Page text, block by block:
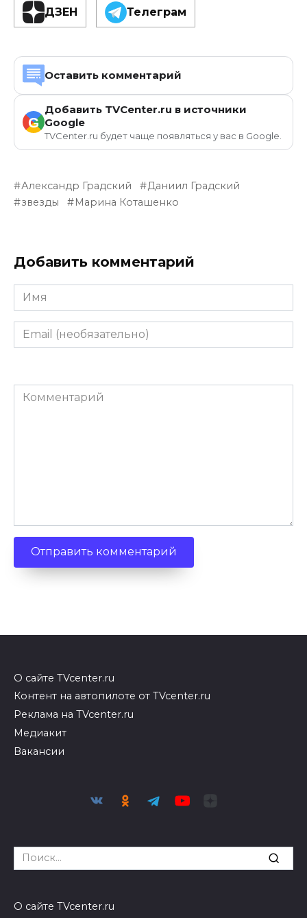
ДЗЕН Телеграм
Оставить комментарий
G
Добавить TVCenter.ru в источники
Google
TVCenter.ru будет чаще появляться у вас в Google.
Александр Градский
Даниил Градский
звезды
Марина Коташенко
Добавить комментарий
Имя
Email
(необязательно)
Комментарий
О сайте TVcenter.ru
Контент на автопилоте от TVcenter.ru
Реклама на TVcenter.ru
Медиакит
Вакансии
Search
for:
О сайте TVcenter.ru